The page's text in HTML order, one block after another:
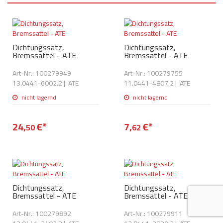
Spülung/Reinigung
Werkzeuge & kleine
Kühlung
Elektrik
Kupplung/-anbauteile
Weitere Kategorien
Ersatzeile/Einzelteile
AdBlue
Werkstattausrüstung
Reiniger/
Dichtmasse
Prüföl
REGISTRIEREN
MERKZETTEL
zum B2B Shop
für Werkstattkunden
Dichtungssatz,
Bremssattel - ATE
Art-Nr.: 100279949
13.0441-6002.2| ATE
nicht lagernd
24,50€*
Dichtungssatz,
Bremssattel - ATE
Art-Nr.: 100279755
11.0441-4807.2| ATE
nicht lagernd
7,62€*
Dichtungssatz,
Bremssattel - ATE
Art-Nr.: 100279892
Dichtungssatz,
Bremssattel - ATE
Art-Nr.: 100279911